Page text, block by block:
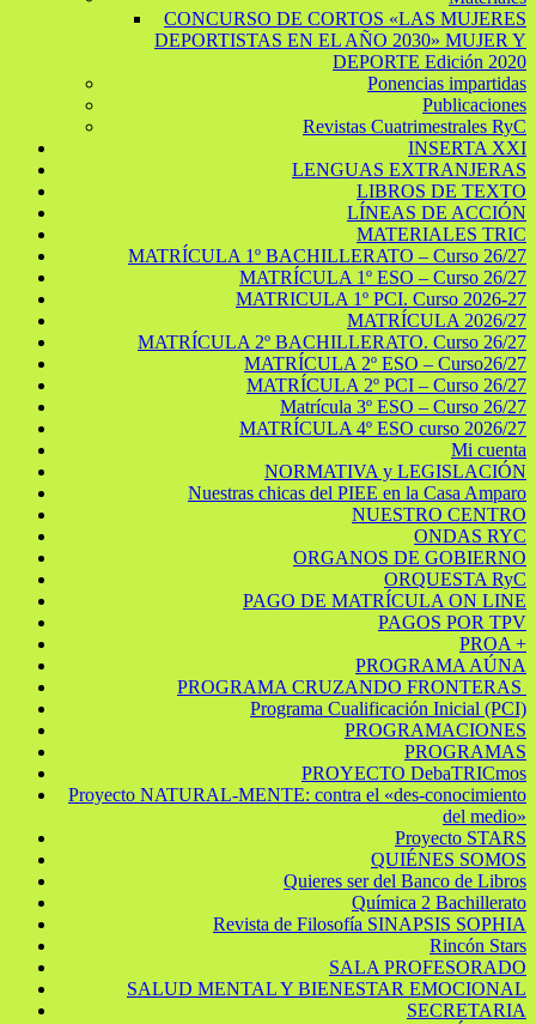
CONCURSO DE CORTOS «LAS MUJERES
DEPORTISTAS EN EL AÑO 2030» MUJER Y
DEPORTE Edición 2020
Ponencias impartidas
Publicaciones
Revistas Cuatrimestrales RyC
INSERTA XXI
LENGUAS EXTRANJERAS
LIBROS DE TEXTO
LÍNEAS DE ACCIÓN
MATERIALES TRIC
MATRÍCULA 1º BACHILLERATO – Curso 26/27
MATRÍCULA 1º ESO – Curso 26/27
MATRICULA 1º PCI. Curso 2026-27
MATRÍCULA 2026/27
MATRÍCULA 2º BACHILLERATO. Curso 26/27
MATRÍCULA 2º ESO – Curso26/27
MATRÍCULA 2º PCI – Curso 26/27
Matrícula 3º ESO – Curso 26/27
MATRÍCULA 4º ESO curso 2026/27
Mi cuenta
NORMATIVA y LEGISLACIÓN
Nuestras chicas del PIEE en la Casa Amparo
NUESTRO CENTRO
ONDAS RYC
ORGANOS DE GOBIERNO
ORQUESTA RyC
PAGO DE MATRÍCULA ON LINE
PAGOS POR TPV
PROA +
PROGRAMA AÚNA
PROGRAMA CRUZANDO FRONTERAS
Programa Cualificación Inicial (PCI)
PROGRAMACIONES
PROGRAMAS
PROYECTO DebaTRICmos
Proyecto NATURAL-MENTE: contra el «des-conocimiento
del medio»
Proyecto STARS
QUIÉNES SOMOS
Quieres ser del Banco de Libros
Química 2 Bachillerato
Revista de Filosofía SINAPSIS SOPHIA
Rincón Stars
SALA PROFESORADO
SALUD MENTAL Y BIENESTAR EMOCIONAL
SECRETARIA